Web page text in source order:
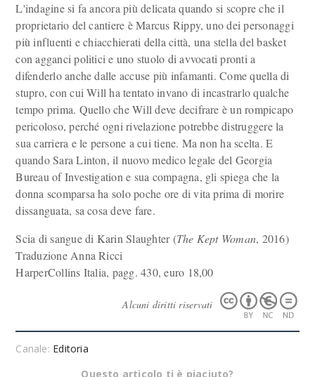
L'indagine si fa ancora più delicata quando si scopre che il
proprietario del cantiere è Marcus Rippy, uno dei personaggi
più influenti e chiacchierati della città, una stella del basket
con agganci politici e uno stuolo di avvocati pronti a
difenderlo anche dalle accuse più infamanti. Come quella di
stupro, con cui Will ha tentato invano di incastrarlo qualche
tempo prima. Quello che Will deve decifrare è un rompicapo
pericoloso, perché ogni rivelazione potrebbe distruggere la
sua carriera e le persone a cui tiene. Ma non ha scelta. E
quando Sara Linton, il nuovo medico legale del Georgia
Bureau of Investigation e sua compagna, gli spiega che la
donna scomparsa ha solo poche ore di vita prima di morire
dissanguata, sa cosa deve fare.
Scia di sangue di Karin Slaughter (The Kept Woman, 2016)
Traduzione Anna Ricci
HarperCollins Italia, pagg. 430, euro 18,00
Alcuni diritti riservati
Canale: Editoria
Questo articolo ti è piaciuto?